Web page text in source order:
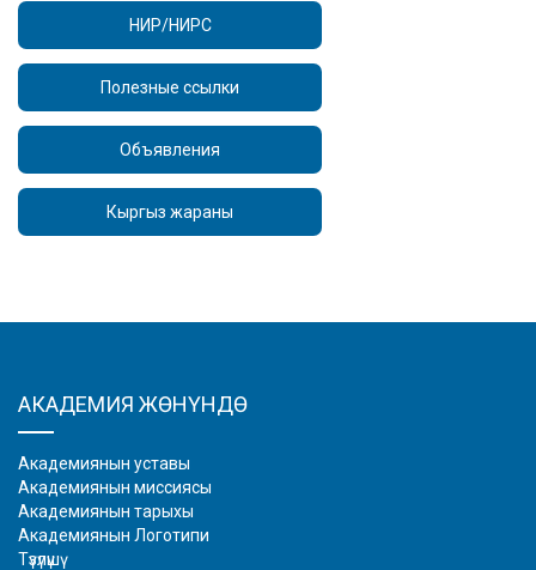
НИР/НИРС
Полезные ссылки
Объявления
Кыргыз жараны
АКАДЕМИЯ ЖӨНҮНДӨ
Академиянын уставы
Академиянын миссиясы
Академиянын тарыхы
Академиянын Логотипи
Түзүлүшү